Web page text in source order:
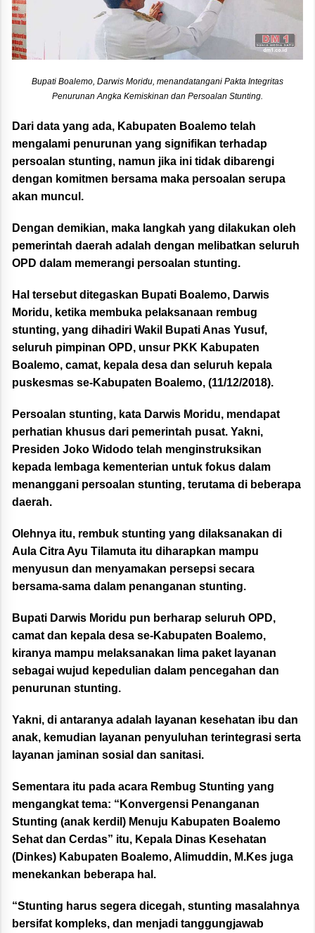
Bupati Boalemo, Darwis Moridu, menandatangani Pakta Integritas
Penurunan Angka Kemiskinan dan Persoalan Stunting.
Dari data yang ada, Kabupaten Boalemo telah
mengalami penurunan yang signifikan terhadap
persoalan stunting, namun jika ini tidak dibarengi
dengan komitmen bersama maka persoalan serupa
akan muncul.
Dengan demikian, maka langkah yang dilakukan oleh
pemerintah daerah adalah dengan melibatkan seluruh
OPD dalam memerangi persoalan stunting.
Hal tersebut ditegaskan Bupati Boalemo, Darwis
Moridu, ketika membuka pelaksanaan rembug
stunting, yang dihadiri Wakil Bupati Anas Yusuf,
seluruh pimpinan OPD, unsur PKK Kabupaten
Boalemo, camat, kepala desa dan seluruh kepala
puskesmas se-Kabupaten Boalemo, (11/12/2018).
Persoalan stunting, kata Darwis Moridu, mendapat
perhatian khusus dari pemerintah pusat. Yakni,
Presiden Joko Widodo telah menginstruksikan
kepada lembaga kementerian untuk fokus dalam
menanggani persoalan stunting, terutama di beberapa
daerah.
Olehnya itu, rembuk stunting yang dilaksanakan di
Aula Citra Ayu Tilamuta itu diharapkan mampu
menyusun dan menyamakan persepsi secara
bersama-sama dalam penanganan stunting.
Bupati Darwis Moridu pun berharap seluruh OPD,
camat dan kepala desa se-Kabupaten Boalemo,
kiranya mampu melaksanakan lima paket layanan
sebagai wujud kepedulian dalam pencegahan dan
penurunan stunting.
Yakni, di antaranya adalah layanan kesehatan ibu dan
anak, kemudian layanan penyuluhan terintegrasi serta
layanan jaminan sosial dan sanitasi.
Sementara itu pada acara Rembug Stunting yang
mengangkat tema: “Konvergensi Penanganan
Stunting (anak kerdil) Menuju Kabupaten Boalemo
Sehat dan Cerdas” itu, Kepala Dinas Kesehatan
(Dinkes) Kabupaten Boalemo, Alimuddin, M.Kes juga
menekankan beberapa hal.
“Stunting harus segera dicegah, stunting masalahnya
bersifat kompleks, dan menjadi tanggungjawab